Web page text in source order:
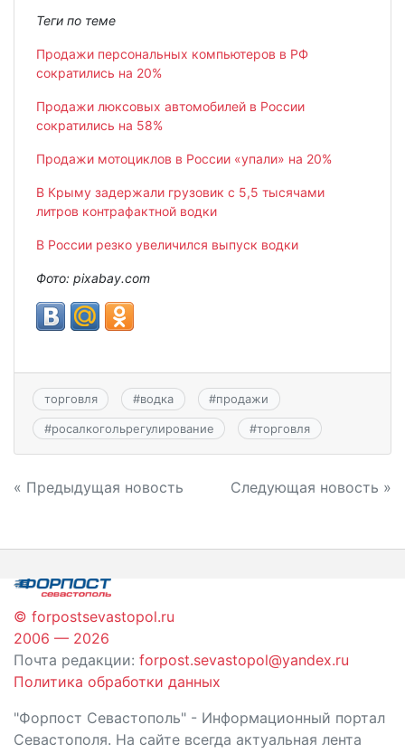
Теги по теме
Продажи персональных компьютеров в РФ
сократились на 20%
Продажи люксовых автомобилей в России
сократились на 58%
Продажи мотоциклов в России «упали» на 20%
В Крыму задержали грузовик с 5,5 тысячами
литров контрафактной водки
В России резко увеличился выпуск водки
Фото: pixabay.com
торговля #водка #продажи
#росалкогольрегулирование #торговля
Навигация
записям
« Предыдущая новость Следующая новость »
© forpostsevastopol.ru
2006 — 2026
Почта редакции: forpost.sevastopol@yandex.ru
Политика обработки данных
"Форпост Севастополь" - Информационный портал
Севастополя. На сайте всегда актуальная лента